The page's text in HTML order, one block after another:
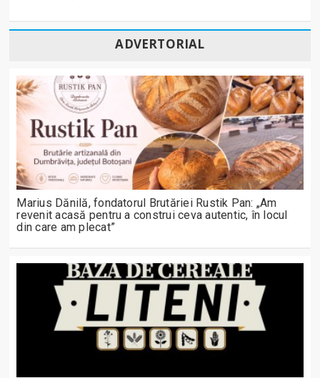
ADVERTORIAL
Marius Dănilă, fondatorul Brutăriei Rustik Pan: „Am
revenit acasă pentru a construi ceva autentic, în locul
din care am plecat”